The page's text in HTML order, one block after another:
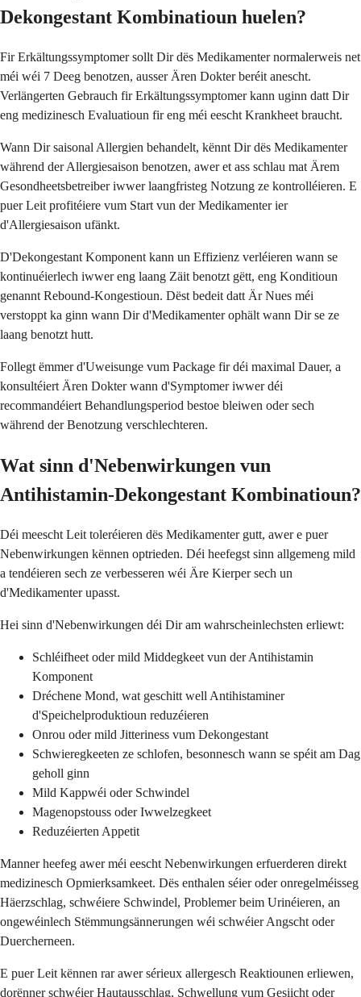
Dekongestant Kombinatioun huelen?
Fir Erkältungssymptomer sollt Dir dës Medikamenter normalerweis net
méi wéi 7 Deeg benotzen, ausser Ären Dokter beréit anescht.
Verlängerten Gebrauch fir Erkältungssymptomer kann uginn datt Dir
eng medizinesch Evaluatioun fir eng méi eescht Krankheet braucht.
Wann Dir saisonal Allergien behandelt, kënnt Dir dës Medikamenter
während der Allergiesaison benotzen, awer et ass schlau mat Ärem
Gesondheetsbetreiber iwwer laangfristeg Notzung ze kontrolléieren. E
puer Leit profitéiere vum Start vun der Medikamenter ier
d'Allergiesaison ufänkt.
D'Dekongestant Komponent kann un Effizienz verléieren wann se
kontinuéierlech iwwer eng laang Zäit benotzt gëtt, eng Konditioun
genannt Rebound-Kongestioun. Dëst bedeit datt Är Nues méi
verstoppt ka ginn wann Dir d'Medikamenter ophält wann Dir se ze
laang benotzt hutt.
Follegt ëmmer d'Uweisunge vum Package fir déi maximal Dauer, a
konsultéiert Ären Dokter wann d'Symptomer iwwer déi
recommandéiert Behandlungsperiod bestoe bleiwen oder sech
während der Benotzung verschlechteren.
Wat sinn d'Nebenwirkungen vun
Antihistamin-Dekongestant Kombinatioun?
Déi meescht Leit toleréieren dës Medikamenter gutt, awer e puer
Nebenwirkungen kënnen optrieden. Déi heefegst sinn allgemeng mild
a tendéieren sech ze verbesseren wéi Äre Kierper sech un
d'Medikamenter upasst.
Hei sinn d'Nebenwirkungen déi Dir am wahrscheinlechsten erliewt:
Schléifheet oder mild Middegkeet vun der Antihistamin
Komponent
Dréchene Mond, wat geschitt well Antihistaminer
d'Speichelproduktioun reduzéieren
Onrou oder mild Jitteriness vum Dekongestant
Schwieregkeeten ze schlofen, besonnesch wann se spéit am Dag
geholl ginn
Mild Kappwéi oder Schwindel
Magenopstouss oder Iwwelzegkeet
Reduzéierten Appetit
Manner heefeg awer méi eescht Nebenwirkungen erfuerderen direkt
medizinesch Opmierksamkeet. Dës enthalen séier oder onregelméisseg
Häerzschlag, schwéiere Schwindel, Problemer beim Urinéieren, an
ongewéinlech Stëmmungsännerungen wéi schwéier Angscht oder
Duercherneen.
E puer Leit kënnen rar awer sérieux allergesch Reaktiounen erliewen,
dorënner schwéier Hautausschlag, Schwellung vum Gesiicht oder